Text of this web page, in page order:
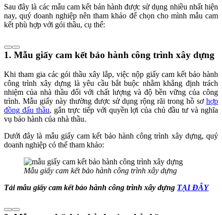
Sau đây là các mẫu cam kết bản hành được sử dụng nhiều nhất hiện
nay, quý doanh nghiệp nên tham khảo để chọn cho mình mẫu cam
kết phù hợp với gói thầu, cụ thể:
1. Mẫu giấy cam kết bảo hành công trình xây dựng
Khi tham gia các gói thầu xây lắp, việc nộp giấy cam kết bảo hành
công trình xây dựng là yêu cầu bắt buộc nhằm khẳng định trách
nhiệm của nhà thầu đối với chất lượng và độ bền vững của công
trình. Mẫu giấy này thường được sử dụng rộng rãi trong hồ sơ hợp
đồng đấu thầu, gắn trực tiếp với quyền lợi của chủ đầu tư và nghĩa
vụ bảo hành của nhà thầu.
Dưới đây là mẫu giấy cam kết bảo hành công trình xây dựng, quý
doanh nghiệp có thể tham khảo:
Mẫu giấy cam kết bảo hành công trình xây dựng
Tải mẫu giấy cam kết bảo hành công trình xây dựng TẠI ĐÂY